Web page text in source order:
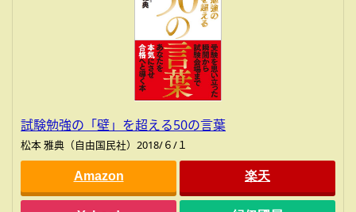
試験勉強の「壁」を超える50の言葉
松本 雅典（自由国民社）2018/６/１
Amazon 楽天